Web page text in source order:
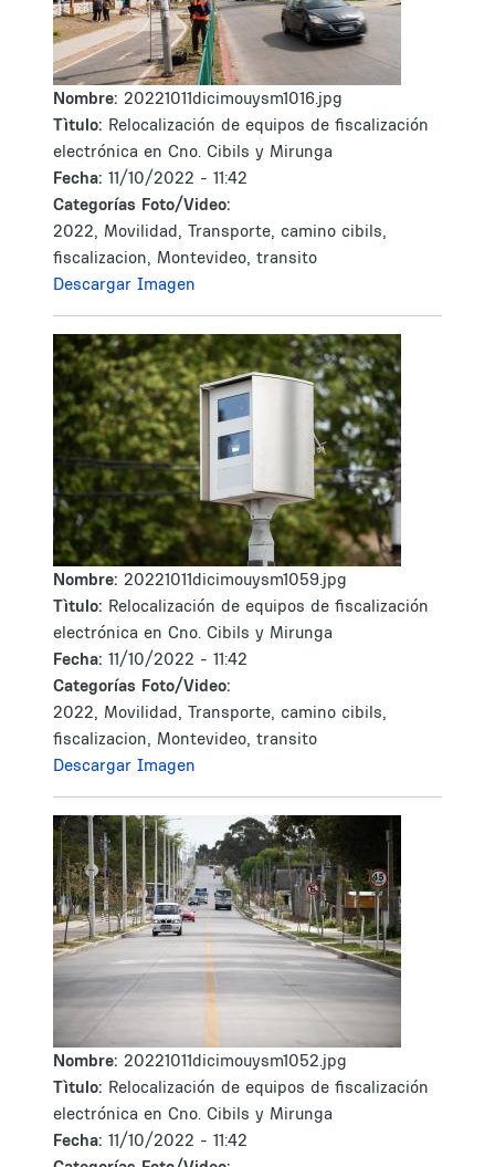
Nombre: 20221011dicimouysm1016.jpg
Tìtulo: Relocalización de equipos de fiscalización
electrónica en Cno. Cibils y Mirunga
Fecha: 11/10/2022 - 11:42
Categorías Foto/Video:
2022, Movilidad, Transporte, camino cibils,
fiscalizacion, Montevideo, transito
Descargar Imagen
Nombre: 20221011dicimouysm1059.jpg
Tìtulo: Relocalización de equipos de fiscalización
electrónica en Cno. Cibils y Mirunga
Fecha: 11/10/2022 - 11:42
Categorías Foto/Video:
2022, Movilidad, Transporte, camino cibils,
fiscalizacion, Montevideo, transito
Descargar Imagen
Nombre: 20221011dicimouysm1052.jpg
Tìtulo: Relocalización de equipos de fiscalización
electrónica en Cno. Cibils y Mirunga
Fecha: 11/10/2022 - 11:42